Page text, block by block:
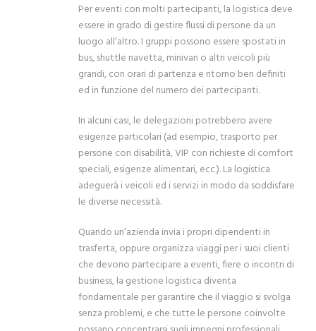
Per eventi con molti partecipanti, la logistica deve
essere in grado di gestire flussi di persone da un
luogo all’altro. I gruppi possono essere spostati in
bus, shuttle navetta, minivan o altri veicoli più
grandi, con orari di partenza e ritorno ben definiti
ed in funzione del numero dei partecipanti.
In alcuni casi, le delegazioni potrebbero avere
esigenze particolari (ad esempio, trasporto per
persone con disabilità, VIP con richieste di comfort
speciali, esigenze alimentari, ecc.). La logistica
adeguerà i veicoli ed i servizi in modo da soddisfare
le diverse necessità.
Quando un’azienda invia i propri dipendenti in
trasferta, oppure organizza viaggi per i suoi clienti
che devono partecipare a eventi, fiere o incontri di
business, la gestione logistica diventa
fondamentale per garantire che il viaggio si svolga
senza problemi, e che tutte le persone coinvolte